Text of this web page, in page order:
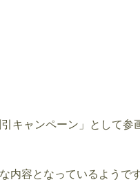
キャンペーン」として参
内容となっているようです